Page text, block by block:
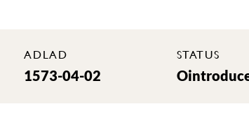
ADLAD
1573-04-02
STATUS